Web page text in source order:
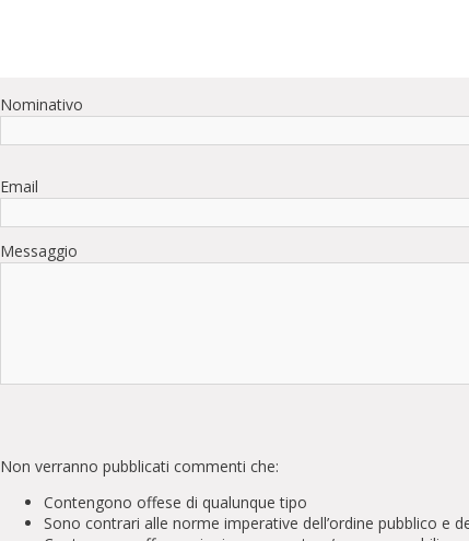
Nominativo
Email
Messaggio
Non verranno pubblicati commenti che:
Contengono offese di qualunque tipo
Sono contrari alle norme imperative dell’ordine pubblico e